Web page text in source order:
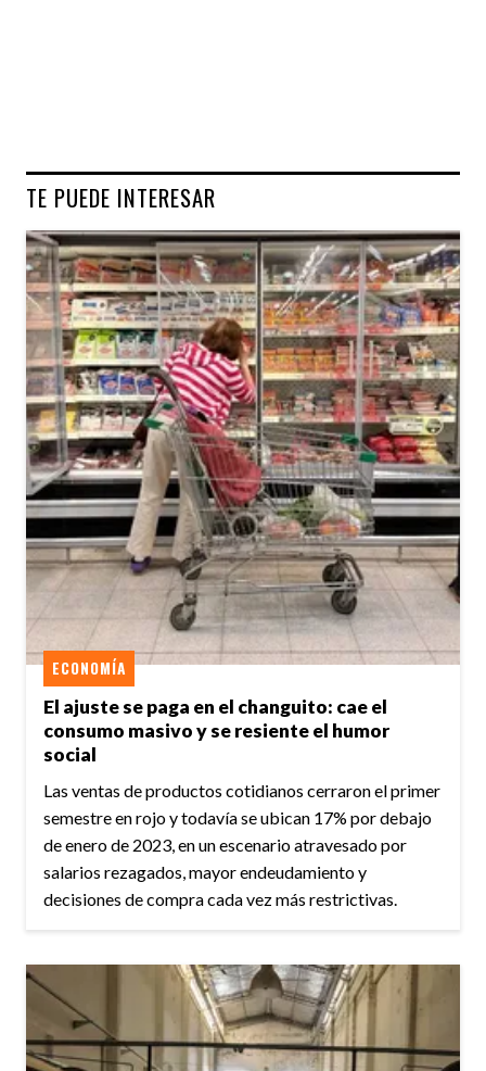
TE PUEDE INTERESAR
El ajuste se paga en el changuito: cae el
consumo masivo y se resiente el humor
social
ECONOMÍA
Las ventas de productos cotidianos cerraron el primer
semestre en rojo y todavía se ubican 17% por debajo
de enero de 2023, en un escenario atravesado por
salarios rezagados, mayor endeudamiento y
decisiones de compra cada vez más restrictivas.